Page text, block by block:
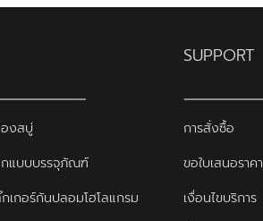
งสบู่
แบบบรรจุภัณฑ์
เกอร์กันปลอมโฮโลแกรม
SUPPORT
การสั่งซื้อ
ขอใบเสนอราคา
เงื่อนไขบริการ